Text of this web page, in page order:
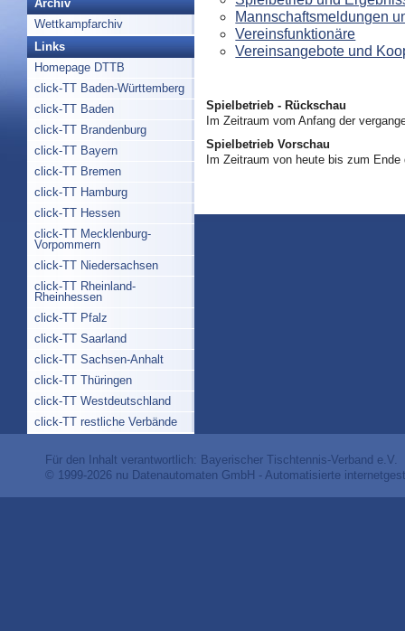
Archiv
Wettkampfarchiv
Links
Homepage DTTB
click-TT Baden-Württemberg
click-TT Baden
click-TT Brandenburg
click-TT Bayern
click-TT Bremen
click-TT Hamburg
click-TT Hessen
click-TT Mecklenburg-
Vorpommern
click-TT Niedersachsen
click-TT Rheinland-
Rheinhessen
click-TT Pfalz
click-TT Saarland
click-TT Sachsen-Anhalt
click-TT Thüringen
click-TT Westdeutschland
click-TT restliche Verbände
Mannschaftsmeldungen
Vereinsfunktionäre
Vereinsangebote und
Spielbetrieb - Rückschau
Im Zeitraum vom Anfang der
Spielbetrieb Vorschau
Im Zeitraum von heute bis zum
Für den Inhalt verantwortlich: Bayerischer Tischtennis-Verband e.V.
© 1999-2026 nu Datenautomaten GmbH - Automatisierte